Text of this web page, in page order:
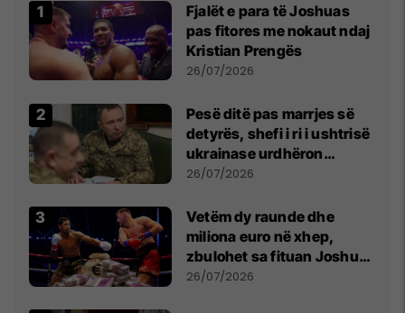
Fjalët e para të Joshuas
pas fitores me nokaut ndaj
Kristian Prengës
26/07/2026
Pesë ditë pas marrjes së
detyrës, shefi i ri i ushtrisë
ukrainase urdhëron
kontroll të madh
26/07/2026
Vetëm dy raunde dhe
miliona euro në xhep,
zbulohet sa fituan Joshua
e Prenga
26/07/2026